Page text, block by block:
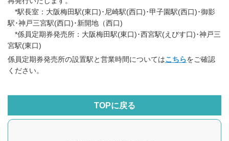
*駅長室：大阪梅田駅(東口)･尼崎駅(西口)･甲子園駅(西口)･御影
駅･神戸三宮駅(西口)･新開地（西口)
*係員定期券発売所：大阪梅田駅(東口)･西宮駅(えびす口)･神戸三
宮駅(東口)
係員定期券発売所の設置駅と営業時間についてはこちらをご確認
ください。
TOPに戻る